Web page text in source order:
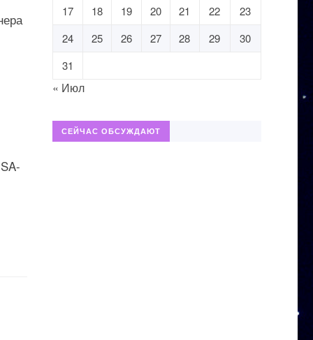
17
18 19 20 21 22
23
24
25 26 27 28 29
30
31
« Июл
СЕЙЧАС ОБСУЖДАЮТ